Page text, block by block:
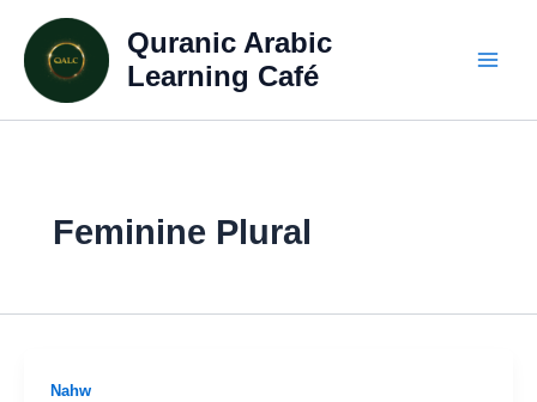
to
content
Quranic Arabic
Learning Café
Feminine Plural
Nahw